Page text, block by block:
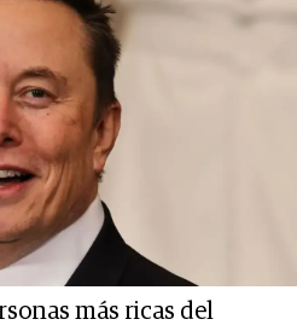
más ricas del